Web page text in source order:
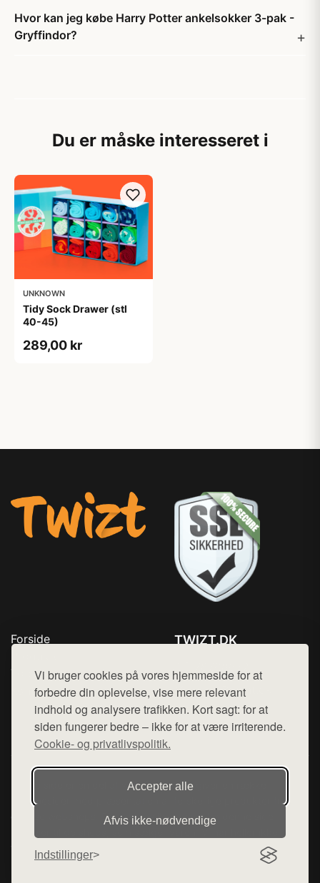
Vi bruger cookies på vores hjemmeside for at
forbedre din oplevelse, vise mere relevant
indhold og analysere trafikken. Kort sagt: for at
siden fungerer bedre – ikke for at være irriterende.
Cookie- og privatlivspolitik.
Accepter alle
Afvis ikke‑nødvendige
Indstillinger
Hvor kan jeg købe Harry Potter ankelsokker 3-pak -
Gryffindor?
Du er måske interesseret i
UNKNOWN
Tidy Sock Drawer (stl
40-45)
289,00 kr
Forside
Top Rabatter
Kontakt
TWIZT.DK
Mail: hej@want.dk
Cookie- og privatlivspolitik
Denne side er en del af want.dk, der udgiver en række
hjemmesider med præsentation af forskellige produkter fra
diverse webshops. Der sælges ikke varer fra denne side - vi
varerne på lager.